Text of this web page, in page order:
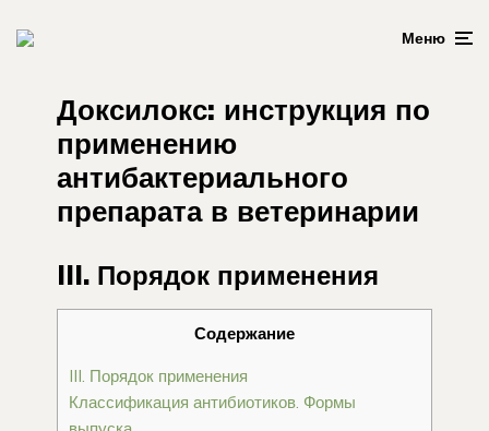
Меню
Доксилокс: инструкция по
применению
антибактериального
препарата в ветеринарии
III. Порядок применения
Содержание
III. Порядок применения
Классификация антибиотиков. Формы